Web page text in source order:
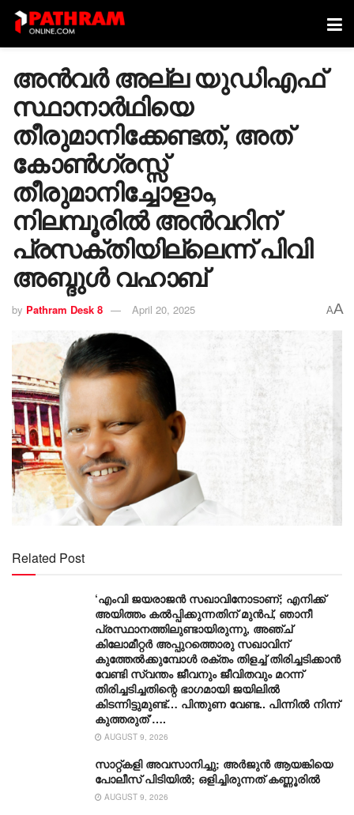
അൻവർ അല്ല യുഡിഎഫ്
സ്ഥാനാർഥിയെ
തീരുമാനിക്കേണ്ടത്, അത്
കോൺഗ്രസ്സ്
തീരുമാനിച്ചോളാം,
നിലമ്പൂരിൽ അൻവറിന്
പ്രസക്തിയില്ലെന്ന് പിവി
അബ്ദുൾ വഹാബ്
by Pathram Desk 8 April 20, 2025 AA
Related Post
‘എംവി ജയരാജൻ സഖാവിനോടാണ്; എനിക്ക്
അയിത്തം കൽപ്പിക്കുന്നതിന് മുൻപ്, ഞാനീ
പ്രസ്ഥാനത്തിലുണ്ടായിരുന്നു, അഞ്ച്
കിലോമീറ്റർ അപ്പുറത്തൊരു സഖാവിന്
കുത്തേൽക്കുമ്പോൾ രക്തം തിളച്ച് തിരിച്ചടിക്കാൻ
വേണ്ടി സ്വന്തം ജീവനും ജീവിതവും മറന്ന്
തിരിച്ചടിച്ചതിന്റെ ഭാഗമായി ജയിലിൽ
കിടന്നിട്ടുമുണ്ട്… പിന്തുണ വേണ്ട.. പിന്നിൽ നിന്ന്
കുത്തരുത്’….
AUGUST 9, 2026
സാറ്റ്കളി അവസാനിച്ചു; അർജുൻ ആയങ്കിയെ
പോലീസ് പിടിയിൽ; ഒളിച്ചിരുന്നത് കണ്ണൂരിൽ
AUGUST 9, 2026